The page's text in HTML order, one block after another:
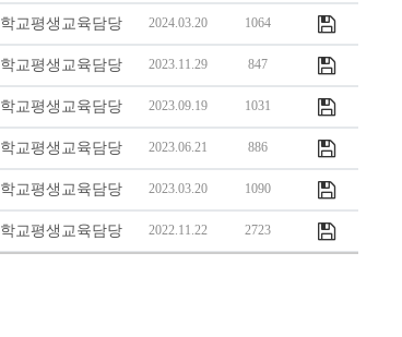
학교평생교육담당 2024.03.20 1064
학교평생교육담당 2023.11.29 847
학교평생교육담당 2023.09.19 1031
학교평생교육담당 2023.06.21 886
학교평생교육담당 2023.03.20 1090
학교평생교육담당 2022.11.22 2723